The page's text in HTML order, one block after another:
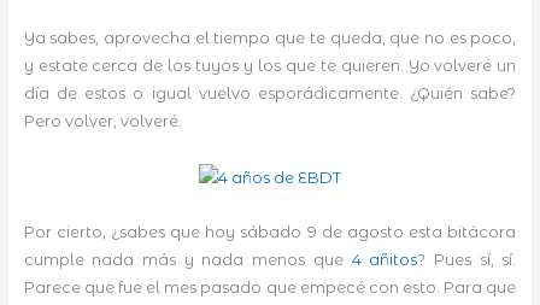
Ya sabes, aprovecha el tiempo que te queda, que no es poco,
y estate cerca de los tuyos y los que te quieren. Yo volveré un
día de estos o igual vuelvo esporádicamente. ¿Quién sabe?
Pero volver, volveré.
Por cierto, ¿sabes que hoy sábado 9 de agosto esta bitácora
cumple nada más y nada menos que 4 añitos? Pues sí, sí.
Parece que fue el mes pasado que empecé con esto. Para que